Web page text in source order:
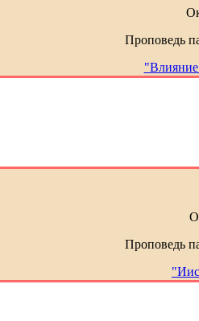
Проповедь
Проповедь